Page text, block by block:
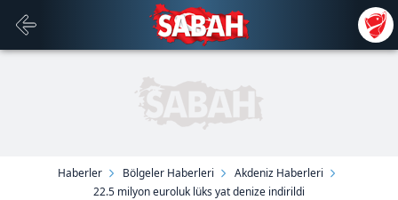
Haberler Bölgeler Haberleri
Akdeniz Haberleri
22.5 milyon euroluk lüks yat denize indirildi